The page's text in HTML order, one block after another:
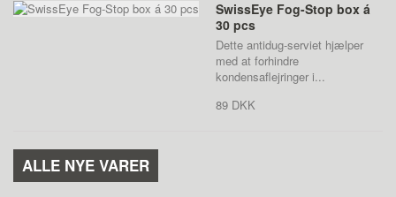
SwissEye Fog-Stop box á
30 pcs
Dette antidug-serviet hjælper
med at forhindre
kondensaflejringer i...
89 DKK
ALLE NYE VARER